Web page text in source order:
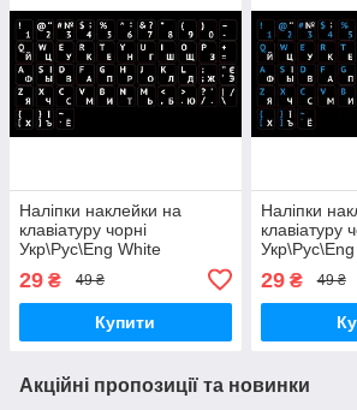
Наліпки наклейки на
клавіатуру чорні
Укр\Рус\Eng White
29 ₴ 49 ₴
Купити
Наліпки
клавіатуру
29₴ 49 ₴
Акційні пропозиції та новинки